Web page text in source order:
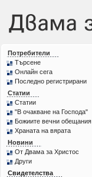
Потребители
Търсене
Онлайн сега
Последно регистрирани
Статии
Статии
"В очакване на Господа"
Божиите вечни обещания
Храната на вярата
Новини
От Двама за Христос
Други
Свидетелства